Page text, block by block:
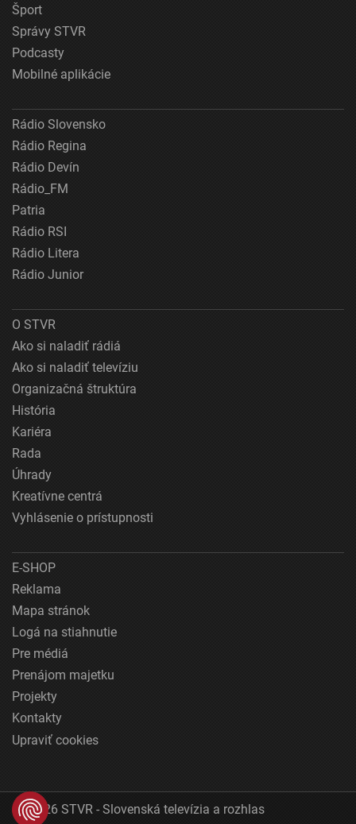
Šport
Správy STVR
Podcasty
Mobilné aplikácie
Rádio Slovensko
Rádio Regina
Rádio Devín
Rádio_FM
Patria
Rádio RSI
Rádio Litera
Rádio Junior
O STVR
Ako si naladiť rádiá
Ako si naladiť televíziu
Organizačná štruktúra
História
Kariéra
Rada
Úhrady
Kreatívne centrá
Vyhlásenie o prístupnosti
E-SHOP
Reklama
Mapa stránok
Logá na stiahnutie
Pre médiá
Prenájom majetku
Projekty
Kontakty
Upraviť cookies
© 2026 STVR - Slovenská televízia a rozhlas